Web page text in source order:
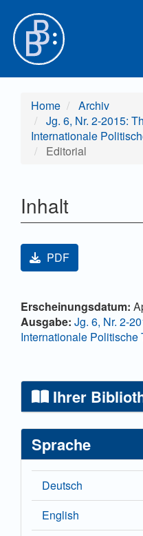
Hauptinhalt
Sidebar
Home
Archiv
Jg. 6, Nr. 2-2015:
Internationale
Editorial
Inhalt
Artikel-Sidebar
PDF
Artikel-Details
Erscheinungsdatum:
Ausgabe: Jg. 6, Nr. 2-
Internationale Politische
Ihrer
Sprache
Deutsch
English